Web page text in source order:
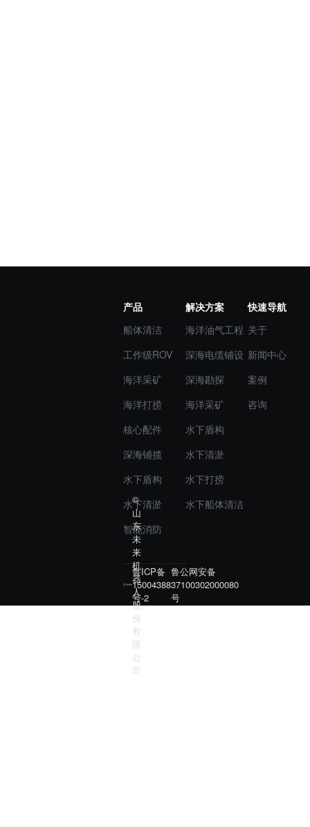
产品
船体清洁
工作级ROV
海洋采矿
海洋打捞
核心配件
深海铺揽
水下盾构
水下清淤
智能消防
解决方案
海洋油气工程
深海电缆铺设
深海勘探
海洋采矿
水下盾构
水下清淤
水下打捞
水下船体清洁
快速导航
关于
新闻中心
案例
咨询
©
山
东
未
来
机
器
人
股
份
有
限
公
司
鲁ICP备
15004388
号-2
鲁公网安备
37100302000080
号